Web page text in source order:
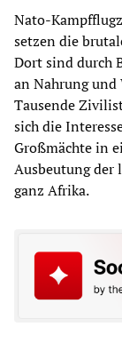
Nato-
setzen die
Dort sind durch
an Nahrung und
Tausende
sich die
Großmächte in
Ausbeutung der
ganz Afrika.